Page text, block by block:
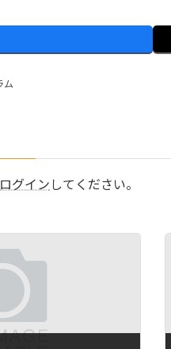
ム
ログイン してください。